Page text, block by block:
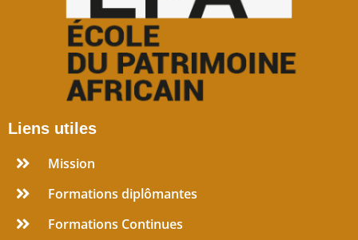
Liens utiles
Mission
Formations diplômantes
Formations Continues